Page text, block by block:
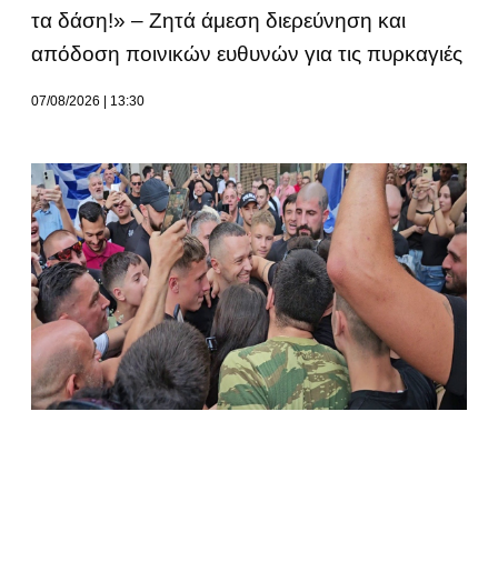
τα δάση!» – Ζητά άμεση διερεύνηση και
απόδοση ποινικών ευθυνών για τις πυρκαγιές
07/08/2026 13:30